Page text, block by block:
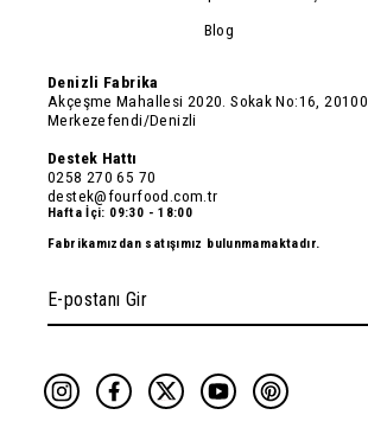
Blog
Denizli Fabrika
Akçeşme Mahallesi 2020. Sokak No:16, 20100
Merkezefendi/Denizli
Destek Hattı
0258 270 65 70
destek@fourfood.com.tr
Hafta İçi: 09:30 - 18:00
Fabrikamızdan satışımız bulunmamaktadır.